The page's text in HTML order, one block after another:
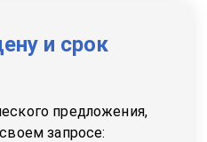
и срок
предложения,
запросе: